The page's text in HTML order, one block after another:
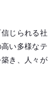
じられる社
い多様なテ
き、人々が